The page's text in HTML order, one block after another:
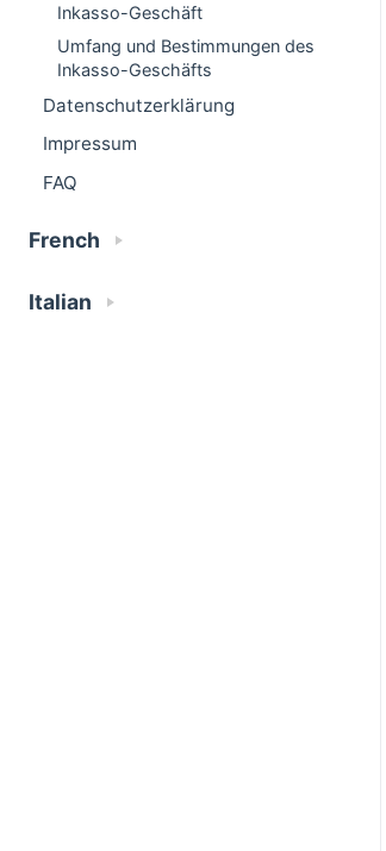
Inkasso-Geschäft
Umfang und Bestimmungen des
Inkasso-Geschäfts
Datenschutzerklärung
Impressum
FAQ
French
Italian